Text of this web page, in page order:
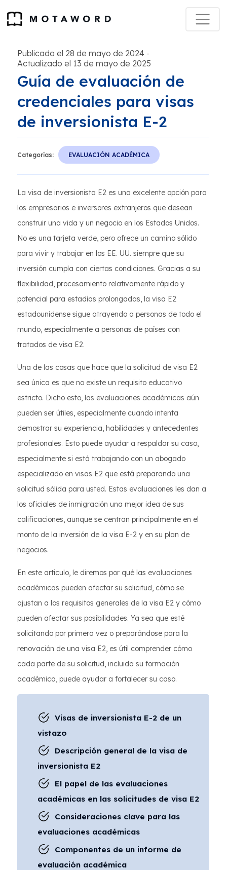
Publicado el 28 de mayo de 2024 -
Actualizado el 13 de mayo de 2025
Guía de evaluación de
credenciales para visas
de inversionista E-2
Categorías: EVALUACIÓN ACADÉMICA
La visa de inversionista E2 es una excelente opción para
los empresarios e inversores extranjeros que desean
construir una vida y un negocio en los Estados Unidos.
No es una tarjeta verde, pero ofrece un camino sólido
para vivir y trabajar en los EE. UU. siempre que su
inversión cumpla con ciertas condiciones. Gracias a su
flexibilidad, procesamiento relativamente rápido y
potencial para estadías prolongadas, la visa E2
estadounidense sigue atrayendo a personas de todo el
mundo, especialmente a personas de países con
tratados de visa E2.
Una de las cosas que hace que la solicitud de visa E2
sea única es que no existe un requisito educativo
estricto. Dicho esto, las evaluaciones académicas aún
pueden ser útiles, especialmente cuando intenta
demostrar su experiencia, habilidades y antecedentes
profesionales. Esto puede ayudar a respaldar su caso,
especialmente si está trabajando con un abogado
especializado en visas E2 que está preparando una
solicitud sólida para usted. Estas evaluaciones les dan a
los oficiales de inmigración una mejor idea de sus
calificaciones, aunque se centran principalmente en el
monto de la inversión de la visa E-2 y en su plan de
negocios.
En este artículo, le diremos por qué las evaluaciones
académicas pueden afectar su solicitud, cómo se
ajustan a los requisitos generales de la visa E2 y cómo
pueden afectar sus posibilidades. Ya sea que esté
solicitando por primera vez o preparándose para la
renovación de una visa E2, es útil comprender cómo
cada parte de su solicitud, incluida su formación
académica, puede ayudar a fortalecer su caso.
Visas de inversionista E-2 de un
vistazo
Descripción general de la visa de
inversionista E2
El papel de las evaluaciones
académicas en las solicitudes de visa E2
Consideraciones clave para las
evaluaciones académicas
Componentes de un informe de
evaluación académica